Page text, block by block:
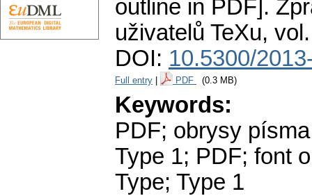
outline in PDF].
uživatelů TeXu,
DOI: 10.5300/
Full entry PDF (0.3 MB)
Keywords:
PDF; obrysy
Type 1; PDF; font
Type; Type 1